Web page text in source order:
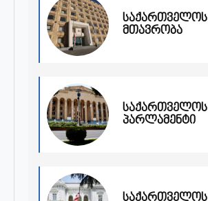
საქართველოს
მთავრობა
საქართველოს
პარლამენტი
საქართველოს